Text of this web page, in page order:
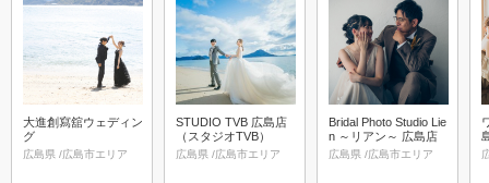
大進創寫舘ウェディン
グ
広島県 /広島市エリア
STUDIO TVB 広島店
（スタジオTVB）
広島県 /広島市エリア
Bridal Photo Studio Lie
n ～リアン～ 広島店
広島県 /広島市エリア